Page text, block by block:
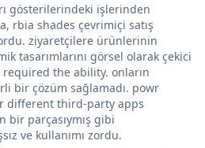
gösterilerindeki işlerinden
rbia shades çevrimiçi satış
ziyaretçilere ürünlerinin
tasarımlarını görsel olarak çekici
the ability. onların
bir çözüm sağlamadı. powr
different third-party apps
parçasıymış gibi
ve kullanımı zordu.